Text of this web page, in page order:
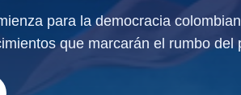
para la democracia
que marcarán el rumbo del